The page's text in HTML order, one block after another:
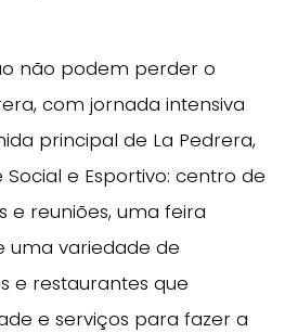
não podem perder o
com jornada intensiva
principal de La Pedrera,
e Esportivo: centro de
e reuniões, uma feira
uma variedade de
e restaurantes que
e serviços para fazer a